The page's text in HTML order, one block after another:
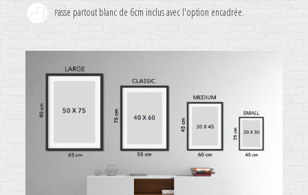
Passe partout blanc de 6cm inclus avec l'option encadrée.